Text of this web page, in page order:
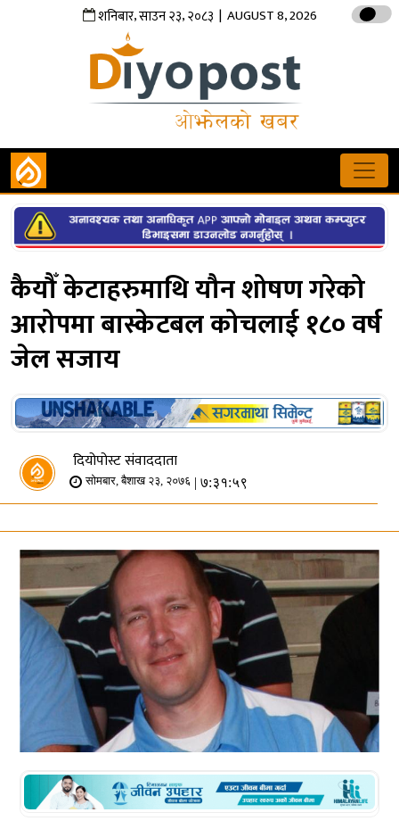
शनिबार,साउन२३,२०८३ | AUGUST 8, 2026
कैयौँ केटाहरुमाथि यौन शोषण गरेको
आरोपमा बास्केटबल कोचलाई १८० वर्ष
जेल सजाय
दियोपोस्ट संवाददाता
सोमबार, बैशाख २३, २०७६ | ७:३१:५९